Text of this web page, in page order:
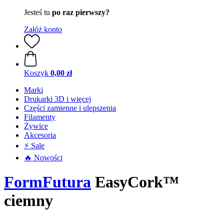
Jesteś tu po raz pierwszy?
Załóż konto
Koszyk 0,00 zł
Marki
Drukarki 3D i więcej
Części zamienne i ulepszenia
Filamenty
Żywice
Akcesoria
⚡ Sale
🔥 Nowości
FormFutura EasyCork™
ciemny